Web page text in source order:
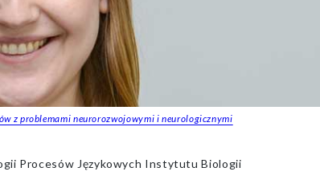
z problemami neurorozwojowymi i neurologicznymi
Procesów Językowych Instytutu Biologii